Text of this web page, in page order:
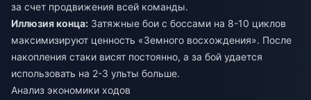
за счет продвижения всей команды.
Иллюзия конца: Затяжные бои с боссами на 8-10 циклов
максимизируют ценность «Земного восхождения». После
накопления стаки висят постоянно, а за бой удается
использовать на 2-3 ульты больше.
Анализ экономики ходов